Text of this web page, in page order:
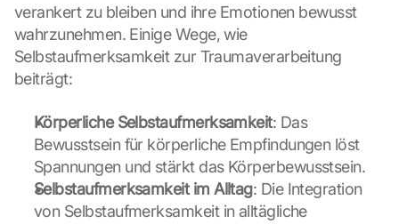
verankert zu bleiben und ihre Emotionen bewusst
wahrzunehmen. Einige Wege, wie
Selbstaufmerksamkeit zur Traumaverarbeitung
beiträgt:
Körperliche Selbstaufmerksamkeit: Das
Bewusstsein für körperliche Empfindungen löst
Spannungen und stärkt das Körperbewusstsein.
Selbstaufmerksamkeit im Alltag: Die Integration
von Selbstaufmerksamkeit in alltägliche
d
e
n
D
e
n
G
o